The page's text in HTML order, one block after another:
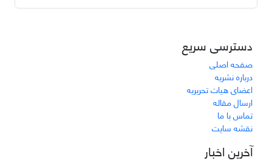
دسترسی سریع
صفحه اصلی
درباره نشریه
اعضای هیات تحریریه
ارسال مقاله
تماس با ما
نقشه سایت
آخرین اخبار